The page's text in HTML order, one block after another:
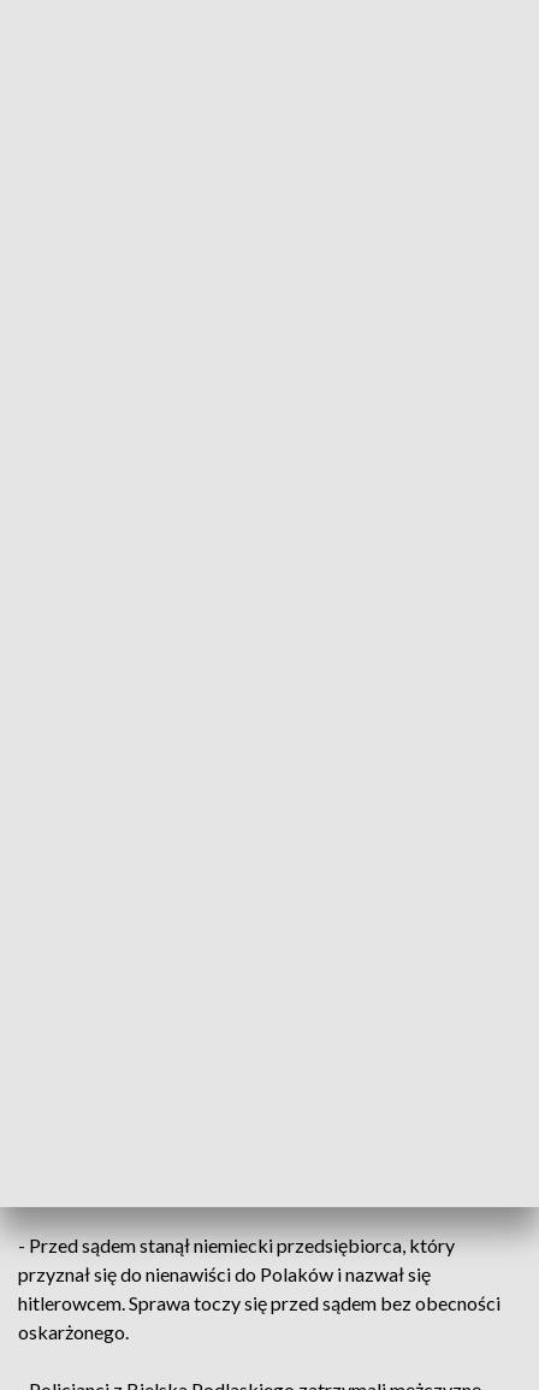
- Przed sądem stanął niemiecki przedsiębiorca, który
przyznał się do nienawiści do Polaków i nazwał się
hitlerowcem. Sprawa toczy się przed sądem bez obecności
oskarżonego.